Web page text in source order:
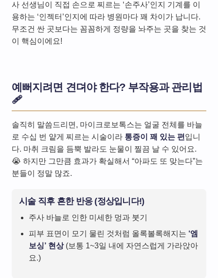
사 선생님이 직접 손으로 찌르는 ‘손주사’인지 기계를 이
용하는 ‘인젝터’인지에 따라 병원마다 꽤 차이가 납니다.
무조건 싼 곳보다는 꼼꼼하게 정량을 놔주는 곳을 찾는 것
이 핵심이에요!
예뻐지려면 견뎌야 한다? 부작용과 관리법
🩹
솔직히 말씀드리면, 마이크로보톡스는 얼굴 전체를 바늘
로 수십 번 얕게 찌르는 시술이라 통증이 꽤 있는 편 입니
다. 마취 크림을 듬뿍 발라도 눈물이 찔끔 날 수 있어요.
😭 하지만 그만큼 효과가 확실해서 “아파도 또 맞는다”는
분들이 정말 많죠.
시술 직후 흔한 반응 (정상입니다!)
주사 바늘로 인한 미세한 멍과 붓기
피부 표면이 모기 물린 것처럼 올록볼록해지는 ‘엠
보싱’ 현상(보통 1~3일 내에 자연스럽게 가라앉아
요.)